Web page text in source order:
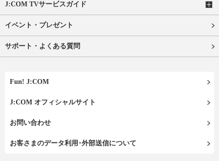
J:COM TVサービスガイド
イベント・プレゼント
サポート・よくある質問
Fun! J:COM
J:COM オフィシャルサイト
お問い合わせ
お客さまのデータ利用･外部送信について